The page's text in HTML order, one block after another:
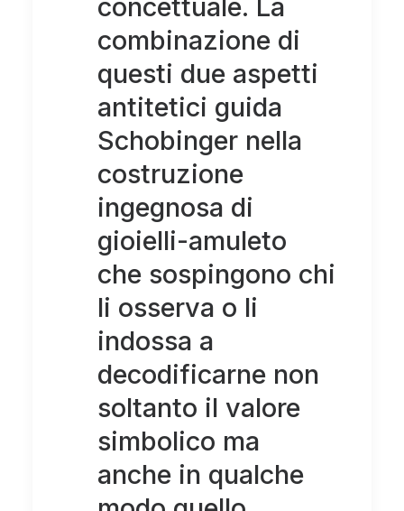
concettuale. La
combinazione di
questi due aspetti
antitetici guida
Schobinger nella
costruzione
ingegnosa di
gioielli-amuleto
che sospingono chi
li osserva o li
indossa a
decodificarne non
soltanto il valore
simbolico ma
anche in qualche